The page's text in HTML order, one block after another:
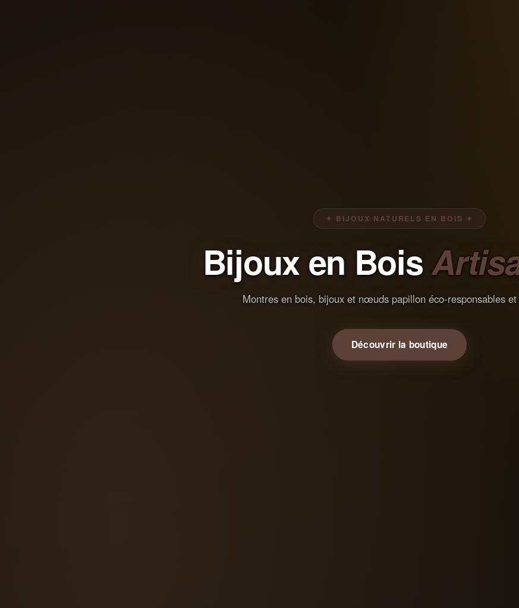
✦ BIJOUX NATURELS EN BOIS ✦
Bijoux en Bois
Montres en bois, bijoux et nœuds papillon éco-responsables et
Découvrir la boutique